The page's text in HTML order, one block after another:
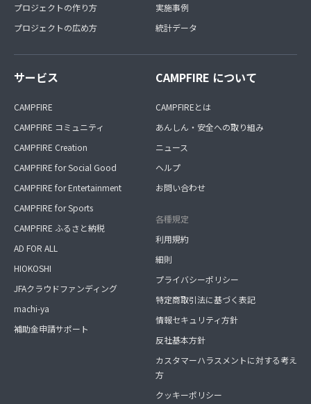
プロジェクトの作り方
プロジェクトの広め方
実施事例
統計データ
サービス
CAMPFIRE
CAMPFIRE コミュニティ
CAMPFIRE Creation
CAMPFIRE for Social Good
CAMPFIRE for Entertainment
CAMPFIRE for Sports
CAMPFIRE ふるさと納税
AD FOR ALL
HIOKOSHI
JFAクラウドファンディング
machi-ya
補助金申請サポート
CAMPFIRE について
CAMPFIREとは
あんしん・安全への取り組み
ニュース
ヘルプ
お問い合わせ
各種規定
利用規約
細則
プライバシーポリシー
特定商取引法に基づく表記
情報セキュリティ方針
反社基本方針
カスタマーハラスメントに対する考え
方
クッキーポリシー